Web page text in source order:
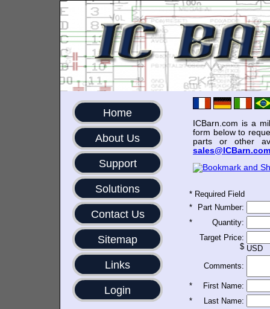
Home
About Us
Support
Solutions
Contact Us
Sitemap
Links
Login
ICBarn.com is a
form below to
parts or other
sales@ICBarn.com
* Required Field
*
Part Number:
*
Quantity:
Target Price:
$ USD
Comments:
*
First Name:
*
Last Name: